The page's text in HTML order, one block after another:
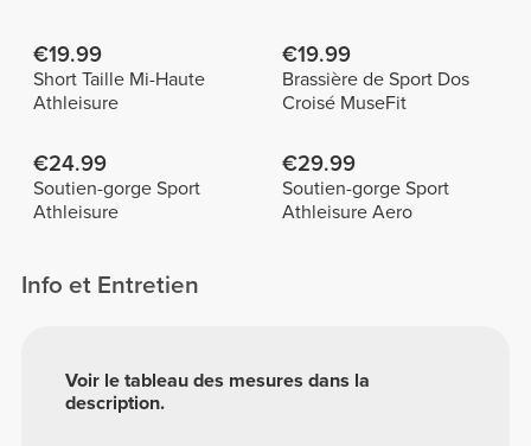
€19.99
Short Taille Mi-Haute
Athleisure
€19.99
Brassière de Sport Dos
Croisé MuseFit
€24.99
Soutien-gorge Sport
Athleisure
€29.99
Soutien-gorge Sport
Athleisure Aero
Info et Entretien
Voir le tableau des mesures dans la
description.